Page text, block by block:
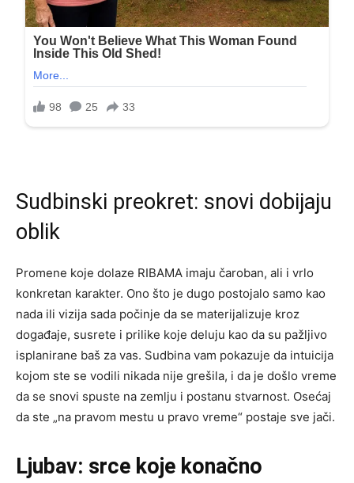
Sudbinski preokret: snovi dobijaju
oblik
Promene koje dolaze RIBAMA imaju čaroban, ali i vrlo
konkretan karakter. Ono što je dugo postojalo samo kao
nada ili vizija sada počinje da se materijalizuje kroz
događaje, susrete i prilike koje deluju kao da su pažljivo
isplanirane baš za vas. Sudbina vam pokazuje da intuicija
kojom ste se vodili nikada nije grešila, i da je došlo vreme
da se snovi spuste na zemlju i postanu stvarnost. Osećaj
da ste „na pravom mestu u pravo vreme“ postaje sve jači.
Ljubav: srce koje konačno